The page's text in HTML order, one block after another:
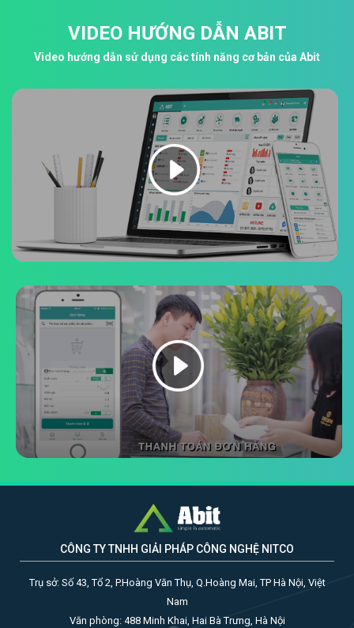
VIDEO HƯỚNG DẪN ABIT
Video hướng dẫn sử dụng các tính năng cơ bản của Abit
CÔNG TY TNHH GIẢI PHÁP CÔNG NGHỆ NITCO
Trụ sở: Số 43, Tổ 2, P.Hoàng Văn Thụ, Q.Hoàng Mai, TP Hà Nội, Việt
Nam
Văn phòng: 488 Minh Khai, Hai Bà Trưng, Hà Nội